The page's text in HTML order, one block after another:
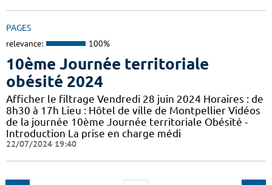
PAGES
relevance: 100%
10ème Journée territoriale
obésité 2024
Afficher le filtrage Vendredi 28 juin 2024 Horaires : de
8h30 à 17h Lieu : Hôtel de ville de Montpellier Vidéos
de la journée 10ème Journée territoriale Obésité -
Introduction La prise en charge médi
22/07/2024 19:40